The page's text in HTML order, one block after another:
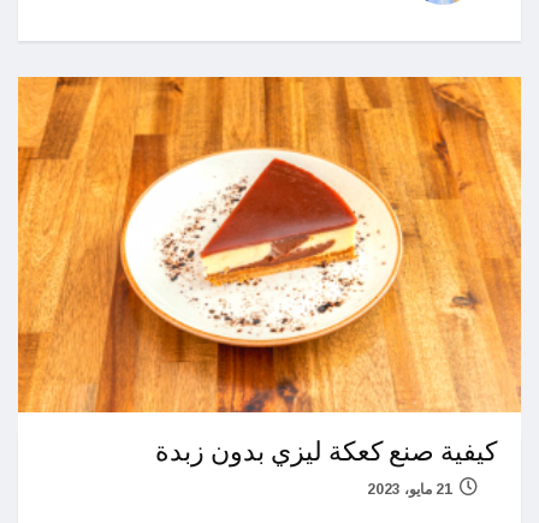
كيفية صنع كعكة ليزي بدون زبدة
21 مايو، 2023